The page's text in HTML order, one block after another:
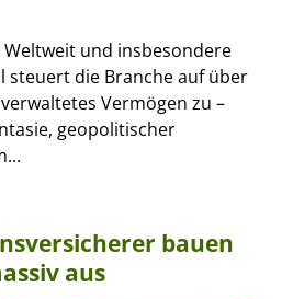
Weltweit und insbesondere
steuert die Branche auf über
Vermögen zu –
geopolitischer
bauen
aus